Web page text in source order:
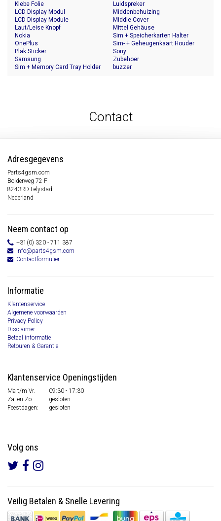
Klebe Folie
LCD Display Modul
LCD Display Module
Laut/Leise Knopf
Luidspreker
Middenbehuizing
Middle Cover
Mittel Gehäuse
Nokia
OnePlus
Plak Sticker
Samsung
Sim + Memory Card Tray Holder
Sim + Speicherkarten Halter
Sim- + Geheugenkaart Houder
Sony
Zubehoer
buzzer
Contact
Adresgegevens
Parts4gsm.com
Bolderweg 72 F
8243RD Lelystad
Nederland
Neem contact op
+31(0) 320 - 711 387
info@parts4gsm.com
Contactformulier
Informatie
Klantenservice
Algemene voorwaarden
Privacy Policy
Disclaimer
Betaal informatie
Retouren & Garantie
Klantenservice Openingstijden
Ma t/m Vr.
09:30 - 17:30
Za. en Zo.
gesloten
Feestdagen:
gesloten
Volg ons
Veilig Betalen & Snelle Levering